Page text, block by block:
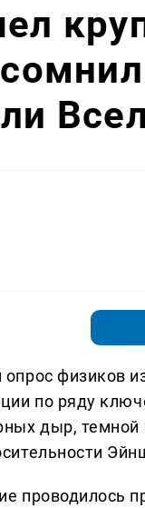
физиков
по ряду
дыр, темной
проводилось